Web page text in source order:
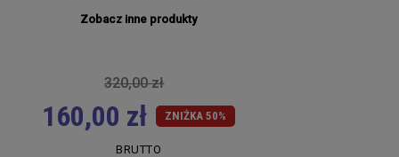
Zobacz inne produkty
320,00 zł
160,00 zł ZNIŻKA 50%
BRUTTO